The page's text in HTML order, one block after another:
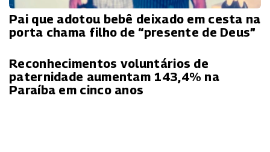
Pai que adotou bebê deixado em cesta na
porta chama filho de “presente de Deus”
Reconhecimentos voluntários de
paternidade aumentam 143,4% na
Paraíba em cinco anos